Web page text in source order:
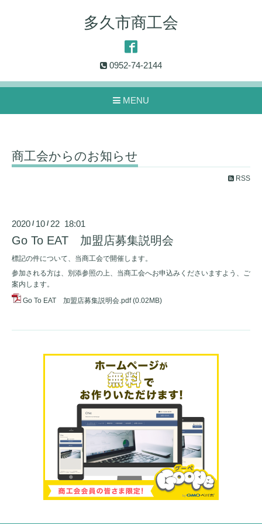
多久市商工会
0952-74-2144
MENU
商工会からのお知らせ
RSS
2020 / 10 / 22 18:01
Go To EAT 加盟店募集説明会
標記の件について、当商工会で開催します。
参加される方は、別添参照の上、当商工会へお申込みくださいますよう、ご
案内します。
Go To EAT 加盟店募集説明会.pdf (0.02MB)